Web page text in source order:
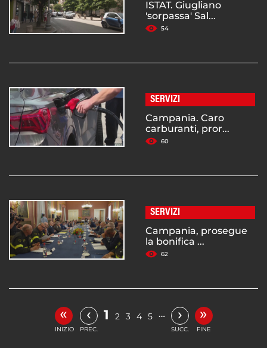
ISTAT. Giugliano
'sorpassa' Sal...
54
SERVIZI
Campania. Caro
carburanti, pror...
60
SERVIZI
Campania, prosegue
la bonifica ...
62
«
INIZIO
‹
PREC.
1 2 3 4 5 … ›
SUCC.
»
FINE